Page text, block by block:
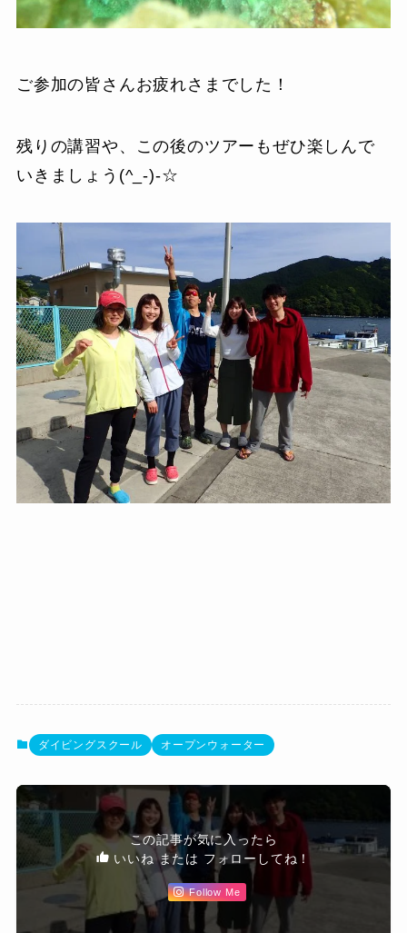
ご参加の皆さんお疲れさまでした！
残りの講習や、この後のツアーもぜひ楽しんで
いきましょう(^_-)-☆
ダイビングスクール オープンウォーター
この記事が気に入ったら
いいね または フォローしてね！
Follow Me